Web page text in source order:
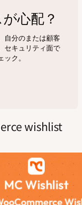
wishlist